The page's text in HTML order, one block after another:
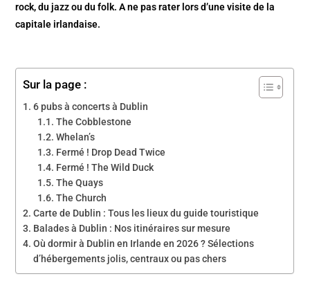
rock, du jazz ou du folk. A ne pas rater lors d’une visite de la
capitale irlandaise.
Sur la page :
6 pubs à concerts à Dublin
The Cobblestone
Whelan’s
Fermé ! Drop Dead Twice
Fermé ! The Wild Duck
The Quays
The Church
Carte de Dublin : Tous les lieux du guide touristique
Balades à Dublin : Nos itinéraires sur mesure
Où dormir à Dublin en Irlande en 2026 ? Sélections
d’hébergements jolis, centraux ou pas chers